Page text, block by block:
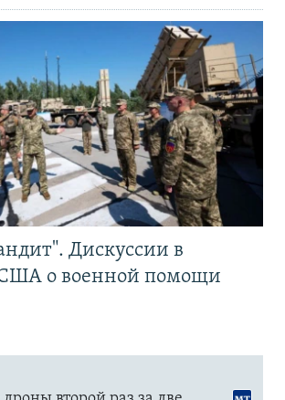
Дискуссии в
США о военной помощи